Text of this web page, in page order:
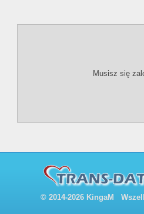
Musisz się
© 2014-2026 KingaM